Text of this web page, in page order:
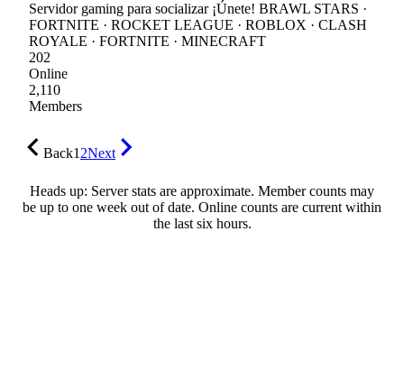
Servidor gaming para socializar ¡Únete! BRAWL STARS ·
FORTNITE · ROCKET LEAGUE · ROBLOX · CLASH
ROYALE · FORTNITE · MINECRAFT
202
Online
2,110
Members
Back12Next
Heads up: Server stats are approximate. Member counts may
be up to one week out of date. Online counts are current within
the last six hours.